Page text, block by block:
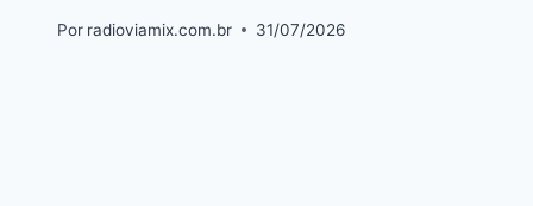
Por radioviamix.com.br 31/07/2026